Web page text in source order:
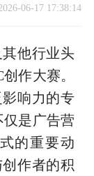
06-17 17:38:14
他行业头
作大赛。
响力的专
是广告营
的重要动
作者的积